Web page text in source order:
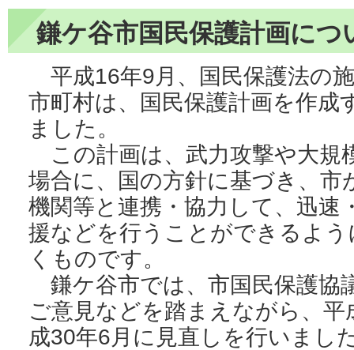
鎌ケ谷市国民保護計画につ
平成16年9月、国民保護法の
市町村は、国民保護計画を作成
ました。
この計画は、武力攻撃や大規
場合に、国の方針に基づき、市
機関等と連携・協力して、迅速
援などを行うことができるよ
くものです。
鎌ケ谷市では、市国民保護協
ご意見などを踏まえながら、
成30年6月に見直しを行いまし